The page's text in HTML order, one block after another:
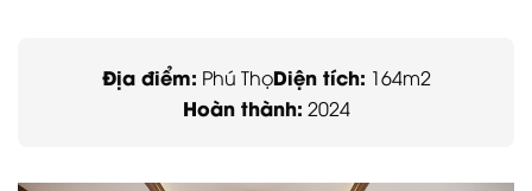
Địa điểm: Phú ThọDiện tích: 164m2
Hoàn thành: 2024